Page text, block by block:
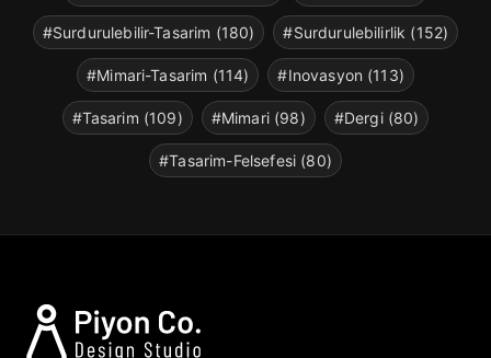
#Surdurulebilir-Tasarim (180) #Surdurulebilirlik (152)
#Mimari-Tasarim (114) #Inovasyon (113)
#Tasarim (109) #Mimari (98) #Dergi (80)
#Tasarim-Felsefesi (80)